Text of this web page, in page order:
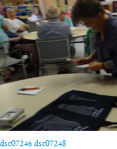
dsc07246 dsc07248